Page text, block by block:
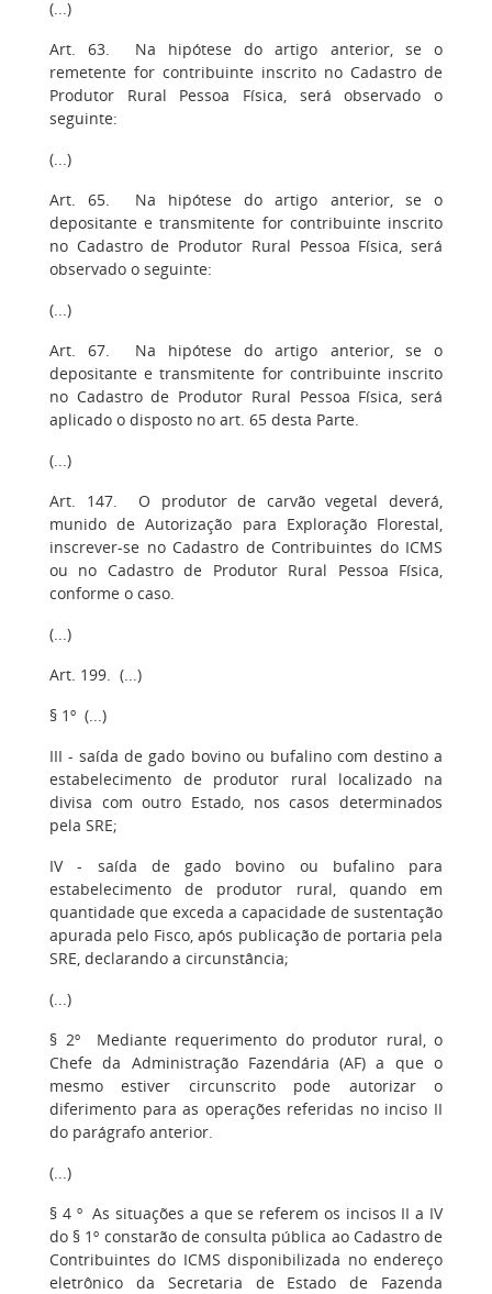
(...)
Art. 63. Na hipótese do artigo anterior, se o
remetente for contribuinte inscrito no Cadastro de
Produtor Rural Pessoa Física, será observado o
seguinte:
(...)
Art. 65. Na hipótese do artigo anterior, se o
depositante e transmitente for contribuinte inscrito
no Cadastro de Produtor Rural Pessoa Física, será
observado o seguinte:
(...)
Art. 67. Na hipótese do artigo anterior, se o
depositante e transmitente for contribuinte inscrito
no Cadastro de Produtor Rural Pessoa Física, será
aplicado o disposto no art. 65 desta Parte.
(...)
Art. 147. O produtor de carvão vegetal deverá,
munido de Autorização para Exploração Florestal,
inscrever-se no Cadastro de Contribuintes do ICMS
ou no Cadastro de Produtor Rural Pessoa Física,
conforme o caso.
(...)
Art. 199. (...)
§ 1º (...)
III - saída de gado bovino ou bufalino com destino a
estabelecimento de produtor rural localizado na
divisa com outro Estado, nos casos determinados
pela SRE;
IV - saída de gado bovino ou bufalino para
estabelecimento de produtor rural, quando em
quantidade que exceda a capacidade de sustentação
apurada pelo Fisco, após publicação de portaria pela
SRE, declarando a circunstância;
(...)
§ 2º Mediante requerimento do produtor rural, o
Chefe da Administração Fazendária (AF) a que o
mesmo estiver circunscrito pode autorizar o
diferimento para as operações referidas no inciso II
do parágrafo anterior.
(...)
§ 4 º As situações a que se referem os incisos II a IV
do § 1º constarão de consulta pública ao Cadastro de
Contribuintes do ICMS disponibilizada no endereço
eletrônico da Secretaria de Estado de Fazenda